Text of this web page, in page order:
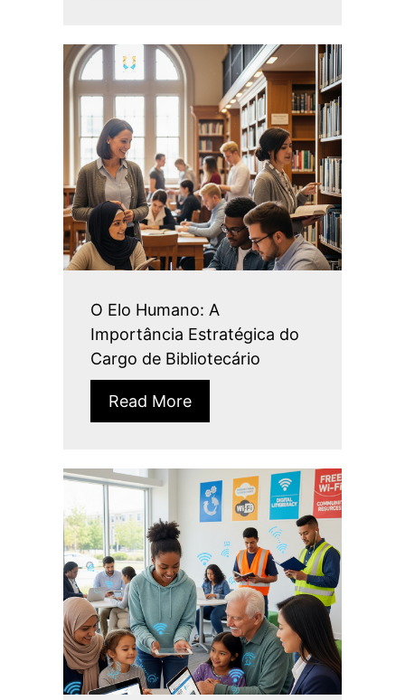
O Elo Humano: A
Importância Estratégica do
Cargo de Bibliotecário
Read More